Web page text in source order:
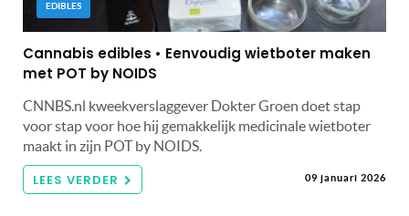
EDIBLES
Cannabis edibles • Eenvoudig wietboter maken
met POT by NOIDS
CNNBS.nl kweekverslaggever Dokter Groen doet stap
voor stap voor hoe hij gemakkelijk medicinale wietboter
maakt in zijn POT by NOIDS.
LEES VERDER 09 januari 2026